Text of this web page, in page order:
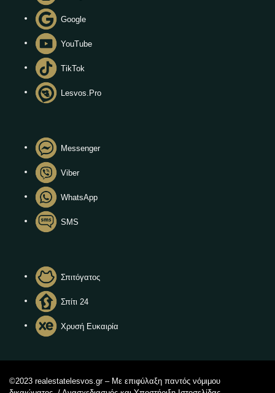
Google
YouTube
TikTok
Lesvos.Pro
Messenger
Viber
WhatsApp
SMS
Σπιτόγατος
Σπίτι 24
Χρυσή Ευκαιρία
©2023 realestatelesvos.gr – Με επιφύλαξη παντός νόμιμου